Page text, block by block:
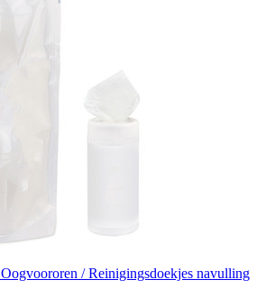
Oogvoororen / Reinigingsdoekjes navulling